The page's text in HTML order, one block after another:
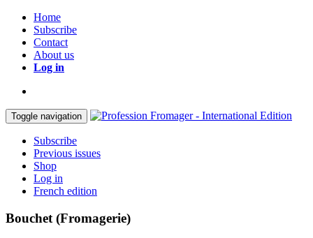
Home
Subscribe
Contact
About us
Log in
Toggle navigation
Subscribe
Previous issues
Shop
Log in
French edition
Bouchet (Fromagerie)